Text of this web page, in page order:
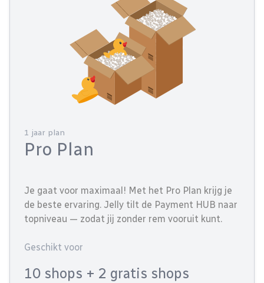
1 jaar plan
Pro Plan
Je gaat voor maximaal! Met het Pro Plan krijg je
de beste ervaring. Jelly tilt de Payment HUB naar
topniveau — zodat jij zonder rem vooruit kunt.
Geschikt voor
10 shops + 2 gratis shops